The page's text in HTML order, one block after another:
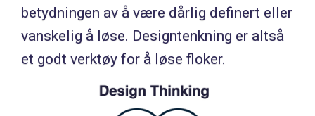
betydningen av å være dårlig definert eller
vanskelig å løse. Designtenkning er altså
et godt verktøy for å løse floker.